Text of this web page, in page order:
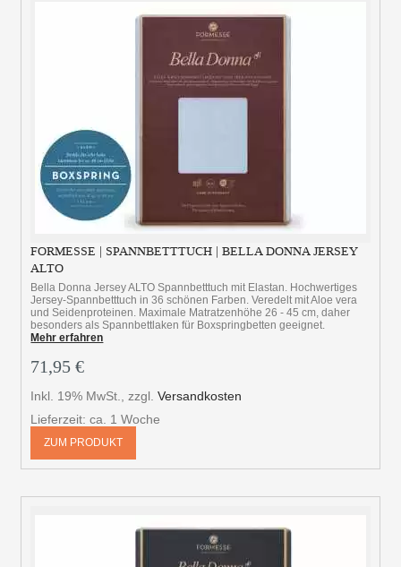
FORMESSE | SPANNBETTTUCH | BELLA DONNA JERSEY
ALTO
Bella Donna Jersey ALTO Spannbetttuch mit Elastan. Hochwertiges
Jersey-Spannbetttuch in 36 schönen Farben. Veredelt mit Aloe vera
und Seidenproteinen. Maximale Matratzenhöhe 26 - 45 cm, daher
besonders als Spannbettlaken für Boxspringbetten geeignet.
Mehr erfahren
71,95 €
Inkl. 19% MwSt. ,zzgl.Versandkosten
Lieferzeit: ca. 1 Woche
ZUM PRODUKT